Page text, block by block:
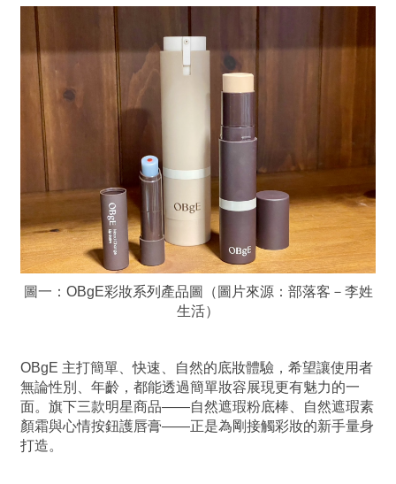
圖一：OBgE彩妝系列產品圖（圖片來源：部落客－李姓
生活）
OBgE 主打簡單、快速、自然的底妝體驗，希望讓使用者
無論性別、年齡，都能透過簡單妝容展現更有魅力的一
面。旗下三款明星商品——自然遮瑕粉底棒、自然遮瑕素
顏霜與心情按鈕護唇膏——正是為剛接觸彩妝的新手量身
打造。